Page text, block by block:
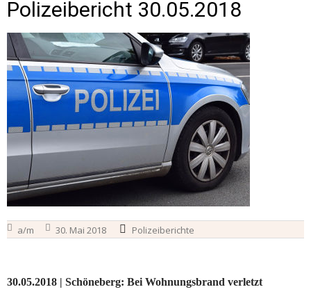
Polizeibericht 30.05.2018
a/m 30. Mai 2018 Polizeiberichte
30.05.2018 | Schöneberg: Bei Wohnungsbrand verletzt